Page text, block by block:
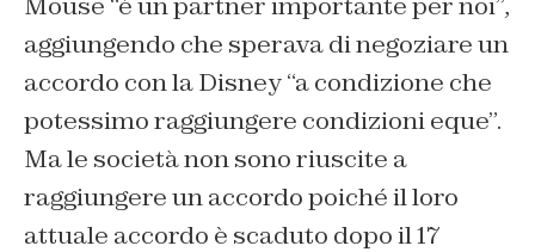
aggiungendo che sperava di negoziare un
accordo con la Disney “a condizione che
potessimo raggiungere condizioni eque”.
Ma le società non sono riuscite a
raggiungere un accordo poiché il loro
attuale accordo è scaduto dopo il 17